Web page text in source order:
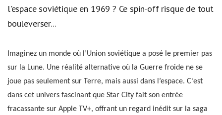
l'espace soviétique en 1969 ? Ce spin-off risque de tout
bouleverser...
Imaginez un monde où l’Union soviétique a posé le premier pas
sur la Lune. Une réalité alternative où la Guerre froide ne se
joue pas seulement sur Terre, mais aussi dans l’espace. C’est
dans cet univers fascinant que Star City fait son entrée
fracassante sur Apple TV+, offrant un regard inédit sur la saga